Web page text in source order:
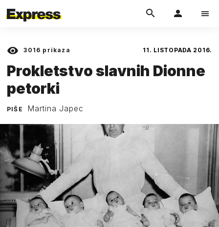
3016 prikaza 11. LISTOPADA 2016.
Prokletstvo slavnih Dionne
petorki
PIŠE Martina Japec